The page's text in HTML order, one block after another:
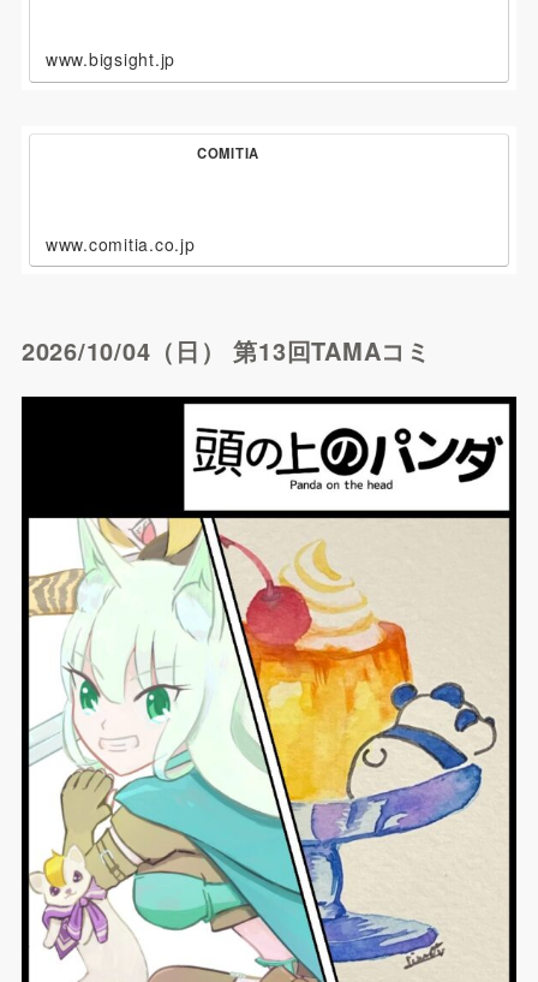
www.bigsight.jp
COMITIA
www.comitia.co.jp
2026/10/04（日） 第13回TAMAコミ